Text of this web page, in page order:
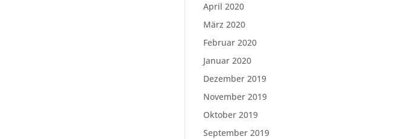
April 2020
März 2020
Februar 2020
Januar 2020
Dezember 2019
November 2019
Oktober 2019
September 2019